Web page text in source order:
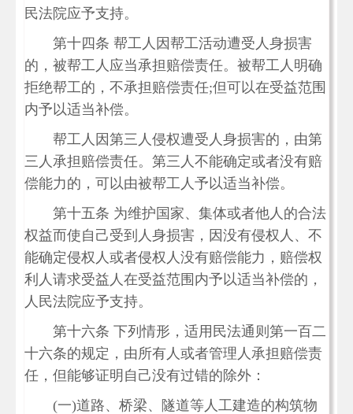
民法院应予支持。
第十四条 帮工人因帮工活动遭受人身损害
的，被帮工人应当承担赔偿责任。被帮工人明确
拒绝帮工的，不承担赔偿责任;但可以在受益范围
内予以适当补偿。
帮工人因第三人侵权遭受人身损害的，由第
三人承担赔偿责任。第三人不能确定或者没有赔
偿能力的，可以由被帮工人予以适当补偿。
第十五条 为维护国家、集体或者他人的合法
权益而使自己受到人身损害，因没有侵权人、不
能确定侵权人或者侵权人没有赔偿能力，赔偿权
利人请求受益人在受益范围内予以适当补偿的，
人民法院应予支持。
第十六条 下列情形，适用民法通则第一百二
十六条的规定，由所有人或者管理人承担赔偿责
任，但能够证明自己没有过错的除外：
(一)道路、桥梁、隧道等人工建造的构筑物